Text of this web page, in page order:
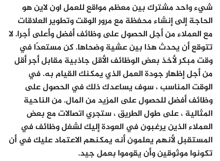
شيء واحد مشترك بين معظم مواقع للعمل اون لاين هو
الحاجة إلى إنشاء محفظة مع مرور الوقت وتطوير العلاقات
مع العملاء من أجل الحصول على وظائف أفضل وأعلى أجرا. لا
تتوقع أن يحدث هذا بين عشية وضحاها. كن مستعدًا في
وقت مبكر لأخذ بعض الوظائف الأقل جاذبية مقابل أجر أقل
من أجل إظهار جودة العمل الذي يمكنك القيام به. في
الوقت المناسب ، سوف يساعدك ذلك في الحصول على
وظائف أفضل للحصول على المزيد من المال. من الناحية
المثالية ، على طول الطريق ، ستجري اتصالات مع بعض
العملاء الذين يرغبون في العودة إليك لشغل وظائف في
المستقبل لأنهم يعلمون أنه يمكنهم الاعتماد عليك في أن
تكونوا موثوقين وأن يقوموا بعمل جيد.